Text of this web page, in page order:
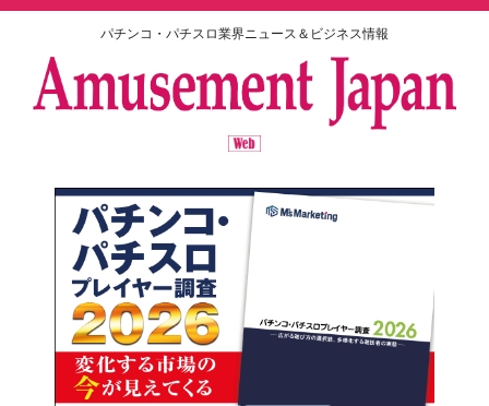
パチンコ・パチスロ業界ニュース＆ビジネス情報